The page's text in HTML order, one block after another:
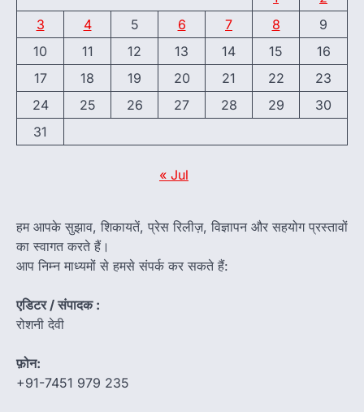
3
4 5 6 7 8
9
10
11 12 13 14 15
16
17
18 19 20 21 22
23
24
25 26 27 28 29
30
31
« Jul
हम आपके सुझाव, शिकायतें, प्रेस रिलीज़, विज्ञापन और सहयोग प्रस्तावों
का स्वागत करते हैं।
आप निम्न माध्यमों से हमसे संपर्क कर सकते हैं:
एडिटर / संपादक :
रोशनी देवी
फ़ोन:
+91-7451 979 235